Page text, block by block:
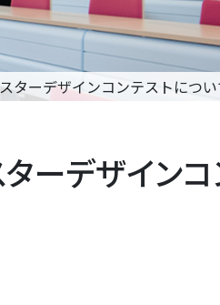
ーデザインコンテストについ
ーデザインコ